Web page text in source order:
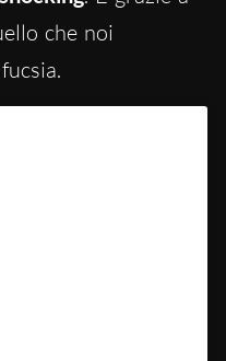
che noi